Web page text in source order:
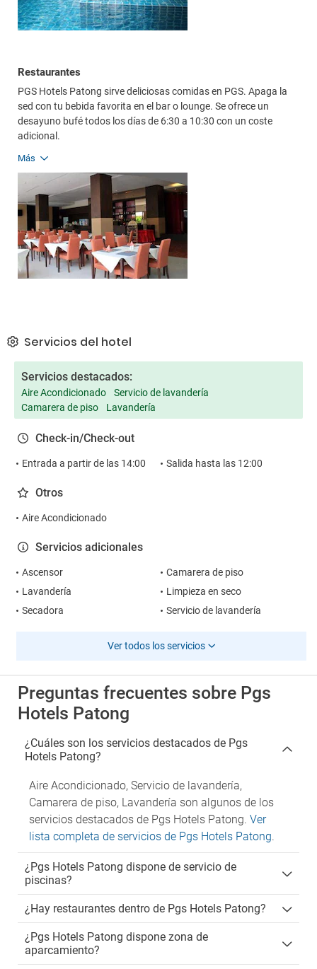
Restaurantes
PGS Hotels Patong sirve deliciosas comidas en PGS. Apaga la
sed con tu bebida favorita en el bar o lounge. Se ofrece un
desayuno bufé todos los días de 6:30 a 10:30 con un coste
adicional.
Más
Servicios del hotel
Servicios destacados:
Aire Acondicionado
Servicio de lavandería
Camarera de piso
Lavandería
Check-in/Check-out
Entrada a partir de las 14:00 Salida hasta las 12:00
Otros
Aire Acondicionado
Servicios adicionales
Ascensor
Camarera de piso
Lavandería
Limpieza en seco
Secadora
Servicio de lavandería
Ver todos los servicios
Preguntas frecuentes sobre Pgs
Hotels Patong
¿Cuáles son los servicios destacados de Pgs
Hotels Patong?
Aire Acondicionado, Servicio de lavandería,
Camarera de piso, Lavandería son algunos de los
servicios destacados de Pgs Hotels Patong. Ver
lista completa de servicios de Pgs Hotels Patong.
¿Pgs Hotels Patong dispone de servicio de
piscinas?
¿Hay restaurantes dentro de Pgs Hotels Patong?
¿Pgs Hotels Patong dispone zona de
aparcamiento?